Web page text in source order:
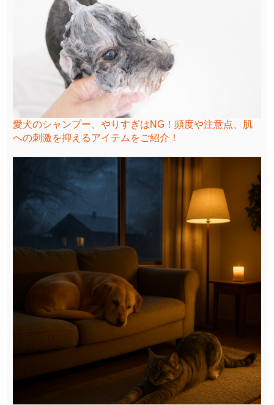
愛犬のシャンプー、やりすぎはNG！頻度や注意点、肌
への刺激を抑えるアイテムをご紹介！